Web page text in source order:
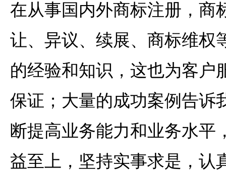
在从事国内外商标注册，商
让、异议、续展、商标维权
的经验和知识，这也为客户
保证；大量的成功案例告诉
断提高业务能力和业务水平
益至上，坚持实事求是，认